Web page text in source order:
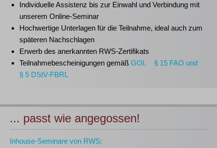
Individuelle Assistenz bis zur Einwahl und Verbindung mit
unserem Online-Seminar
Hochwertige Unterlagen für die Teilnahme, ideal auch zum
späteren Nachschlagen
Erwerb des anerkannten RWS-Zertifikats
Teilnahmebescheinigungen gemäß GOI, § 15 FAO und
§ 5 DStV-FBRL
... passt wie angegossen!
Inhouse-Seminare von RWS: